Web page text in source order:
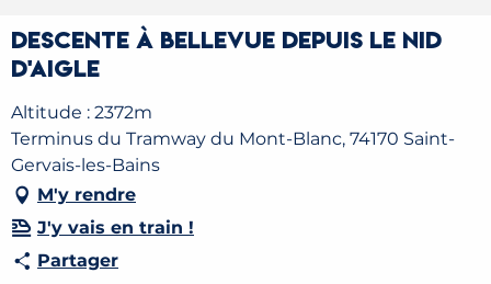
Descente à Bellevue depuis le Nid
d'Aigle
Altitude : 2372m
Terminus du Tramway du Mont-Blanc, 74170 Saint-
Gervais-les-Bains
M'y rendre
J'y vais en train !
Partager